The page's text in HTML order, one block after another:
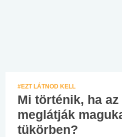
#EZT LÁTNOD KELL
Mi történik, ha
meglátják
tükörben?